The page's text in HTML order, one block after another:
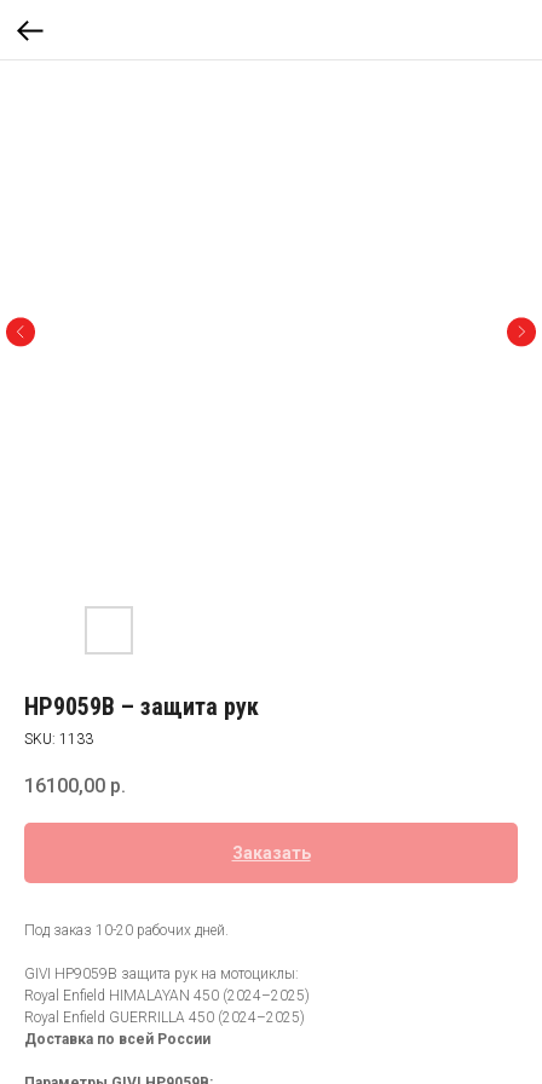
HP9059B – защита рук
SKU: 1133
16100,00 р.
Заказать
Под заказ 10-20 рабочих дней.
GIVI HP9059B защита рук на мотоциклы:
Royal Enfield HIMALAYAN 450 (2024–2025)
Royal Enfield GUERRILLA 450 (2024–2025)
Доставка по всей России